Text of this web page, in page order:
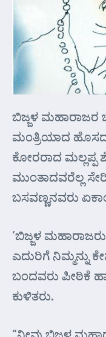
ಬಿಜ್ಜಳ ಮಹಾರಾಜರ
ಮಂತ್ರಿಯಾದ
ಕೋರರಾದ ಮಲ್ಲಪ್ಪ
ಮುಂತಾದವರೆಲ್ಲ
ಬಸವಣ್ಣನವರು
‘ಬಿಜ್ಜಳ
ಎದುರಿಗೆ ನಿಮ್ಮನ್ನು
ಬಂದವರು ಪೀಠಿಕೆ
ಕುಳಿತರು.
“ನೀವು ಬಿಜ್ಜಳ